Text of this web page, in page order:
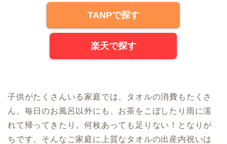
TANPで探す
楽天で探す
子供がたくさんいる家庭では、タオルの消費もたくさ
ん。毎日のお風呂以外にも、お茶をこぼしたり雨に濡
れて帰ってきたり。何枚あっても足りない！となりが
ちです。そんなご家庭に上質なタオルの出産内祝いは